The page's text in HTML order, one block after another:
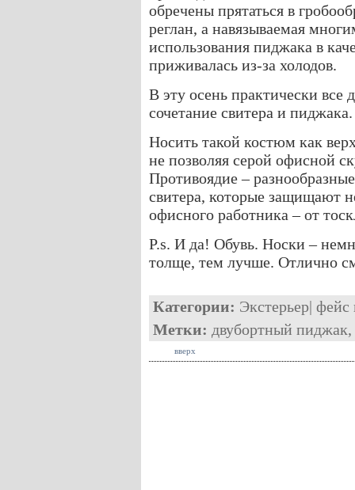
обречены прятаться в
реглан, а навязываемая
использования пиджака в
приживалась из-за холодов.
В эту осень практически все
сочетание свитера и пиджака.
Носить такой костюм как
не позволяя серой офисной
Противоядие –
свитера, которые защищают
офисного работника – от
P.s. И да! Обувь. Носки –
толще, тем лучше. Отлично
Категории: Экстерьер| фейс
Метки: двубортный пиджак,
вверх